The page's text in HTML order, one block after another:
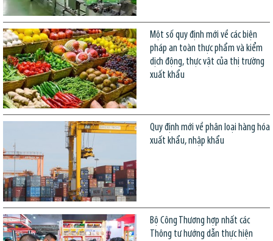
Một số quy định mới về các biện
pháp an toàn thực phẩm và kiểm
dịch động, thực vật của thị trường
xuất khẩu
Quy định mới về phân loại hàng hóa
xuất khẩu, nhập khẩu
Bộ Công Thương hợp nhất các
Thông tư hướng dẫn thực hiện